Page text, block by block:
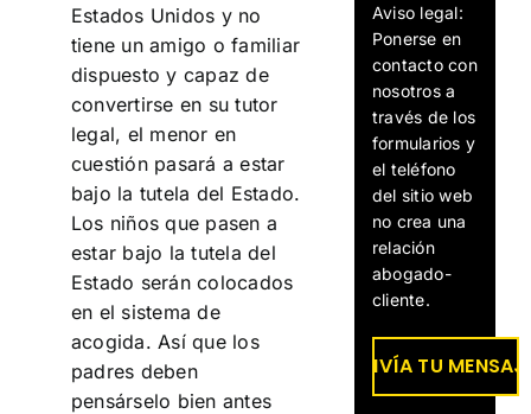
Estados Unidos y no
tiene un amigo o familiar
dispuesto y capaz de
convertirse en su tutor
legal, el menor en
cuestión pasará a estar
bajo la tutela del Estado.
Los niños que pasen a
estar bajo la tutela del
Estado serán colocados
en el sistema de
acogida. Así que los
padres deben
pensárselo bien antes
Aviso legal:
Ponerse en
contacto con
nosotros a
través de los
formularios y
el teléfono
del sitio web
no crea una
relación
abogado-
cliente.